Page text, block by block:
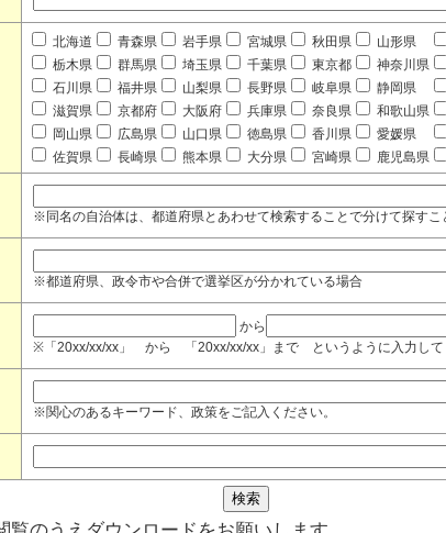
北海道 青森県 岩手県 宮城県 秋田県 山形県
栃木県
群馬県 埼玉県 千葉県 東京都 神奈川県
石川県
福井県 山梨県 長野県 岐阜県 静岡県
滋賀県
京都府 大阪府 兵庫県 奈良県 和歌山県
岡山県
広島県 山口県 徳島県 香川県 愛媛県
佐賀県
長崎県 熊本県 大分県 宮崎県 鹿児島県
※同名の自治体は、都道府県とあわせて検索することで分けて探すこ
※都道府県、政令市や合併で選挙区が分かれている場合
から
※「20xx/xx/xx」 から 「20xx/xx/xx」まで というように入力して
※関心のあるキーワード、政策をご記入ください。